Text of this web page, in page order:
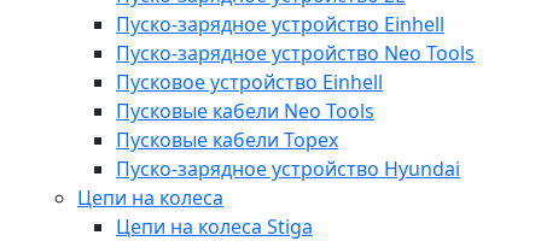
Пуско-зарядное устройство Einhell
Пуско-зарядное устройство Neo Tools
Пусковое устройство Einhell
Пусковые кабели Neo Tools
Пусковые кабели Topex
Пуско-зарядное устройство Hyundai
Цепи на колеса
Цепи на колеса Stiga